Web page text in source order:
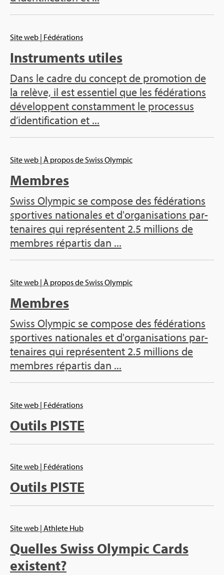
Site web | Fédé­ra­tions
Ins­tru­ments utiles
Dans le cadre du concept de pro­mo­tion de
la relève, il est essen­tiel que les fédé­ra­tions
déve­loppent constam­ment le pro­ces­sus
d’iden­ti­fi­ca­tion et ...
Site web | À pro­pos de Swiss Olym­pic
Membres
Swiss Olym­pic se com­pose des fédé­ra­tions
spor­tives natio­nales et d'or­ga­ni­sa­tions par­
te­naires qui repré­sentent 2.5 mil­lions de
membres répar­tis dan ...
Site web | À pro­pos de Swiss Olym­pic
Membres
Swiss Olym­pic se com­pose des fédé­ra­tions
spor­tives natio­nales et d'or­ga­ni­sa­tions par­
te­naires qui repré­sentent 2.5 mil­lions de
membres répar­tis dan ...
Site web | Fédé­ra­tions
Outils PISTE
Site web | Fédé­ra­tions
Outils PISTE
Site web | Ath­lete Hub
Quelles Swiss Olym­pic Cards
existent?